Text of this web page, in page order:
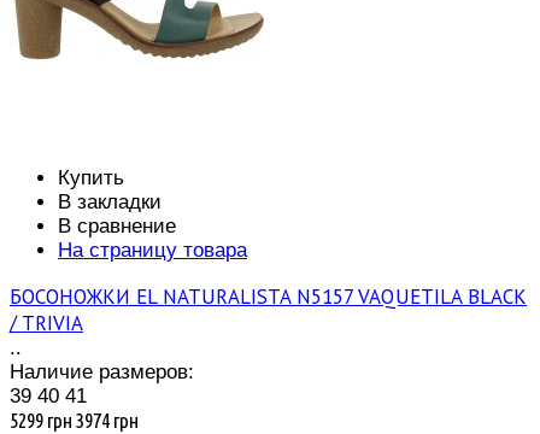
Купить
В закладки
В сравнение
На страницу товара
БОСОНОЖКИ EL NATURALISTA N5157 VAQUETILA BLACK
/ TRIVIA
..
Наличие размеров:
39 40 41
5299 грн 3974 грн